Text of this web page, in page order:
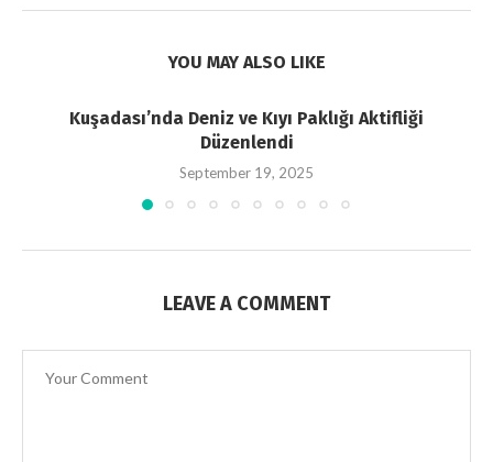
YOU MAY ALSO LIKE
Kuşadası’nda Deniz ve Kıyı Paklığı Aktifliği
Düzenlendi
September 19, 2025
LEAVE A COMMENT